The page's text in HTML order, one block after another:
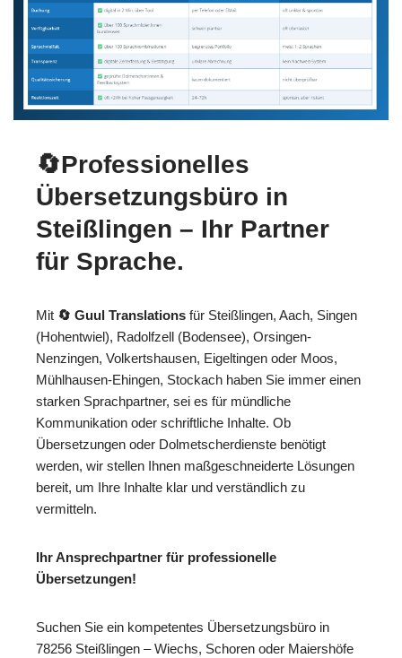
🔄Professionelles
Übersetzungsbüro in
Steißlingen – Ihr Partner
für Sprache.
Mit 🔄 Guul Translations für Steißlingen, Aach, Singen
(Hohentwiel), Radolfzell (Bodensee), Orsingen-
Nenzingen, Volkertshausen, Eigeltingen oder Moos,
Mühlhausen-Ehingen, Stockach haben Sie immer einen
starken Sprachpartner, sei es für mündliche
Kommunikation oder schriftliche Inhalte. Ob
Übersetzungen oder Dolmetscherdienste benötigt
werden, wir stellen Ihnen maßgeschneiderte Lösungen
bereit, um Ihre Inhalte klar und verständlich zu
vermitteln.
Ihr Ansprechpartner für professionelle
Übersetzungen!
Suchen Sie ein kompetentes Übersetzungsbüro in
78256 Steißlingen – Wiechs, Schoren oder Maiershöfe